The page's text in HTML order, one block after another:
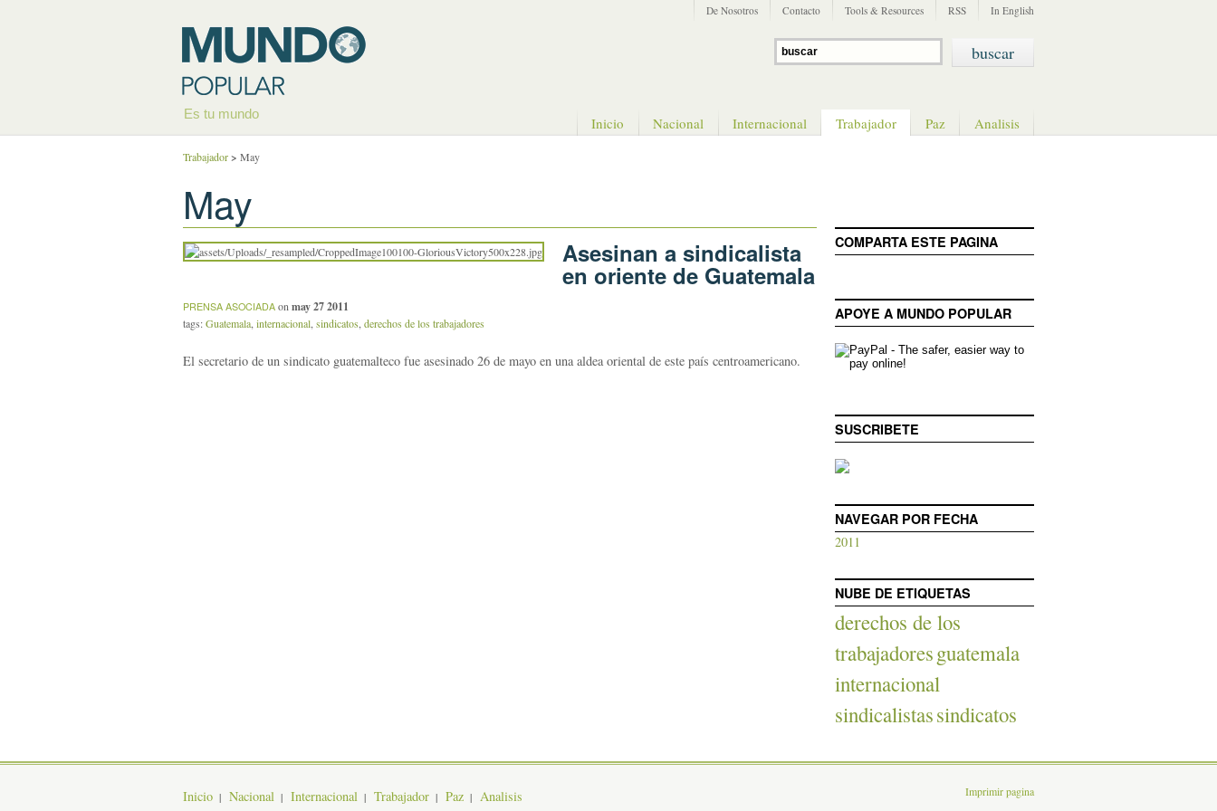
Es tu mundo
De Nosotros Contacto Tools & Resources RSS In English
Inicio Nacional Internacional Trabajador Paz Analisis
Trabajador> May
May
Asesinan a sindicalista
en oriente de Guatemala
PRENSA ASOCIADA on may 27 2011
tags:Guatemala internacional sindicatos derechos de los trabajadores
El secretario de un sindicato guatemalteco fue asesinado 26 de mayo en una aldea oriental de este país centroamericano.
COMPARTA ESTE PAGINA
APOYE A MUNDO POPULAR
SUSCRIBETE
NAVEGAR POR FECHA
2011
NUBE DE ETIQUETAS
derechos de los
trabajadoresguatemala
internacional
sindicalistassindicatos
Inicio Nacional Internacional Trabajador Paz Analisis Imprimir pagina